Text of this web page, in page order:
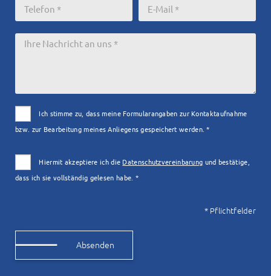
Ich stimme zu, dass meine Formularangaben zur Kontaktaufnahme
bzw. zur Bearbeitung meines Anliegens gespeichert werden. *
Hiermit akzeptiere ich die Datenschutzvereinbarung und bestätige,
dass ich sie vollständig gelesen habe. *
* Pflichtfelder